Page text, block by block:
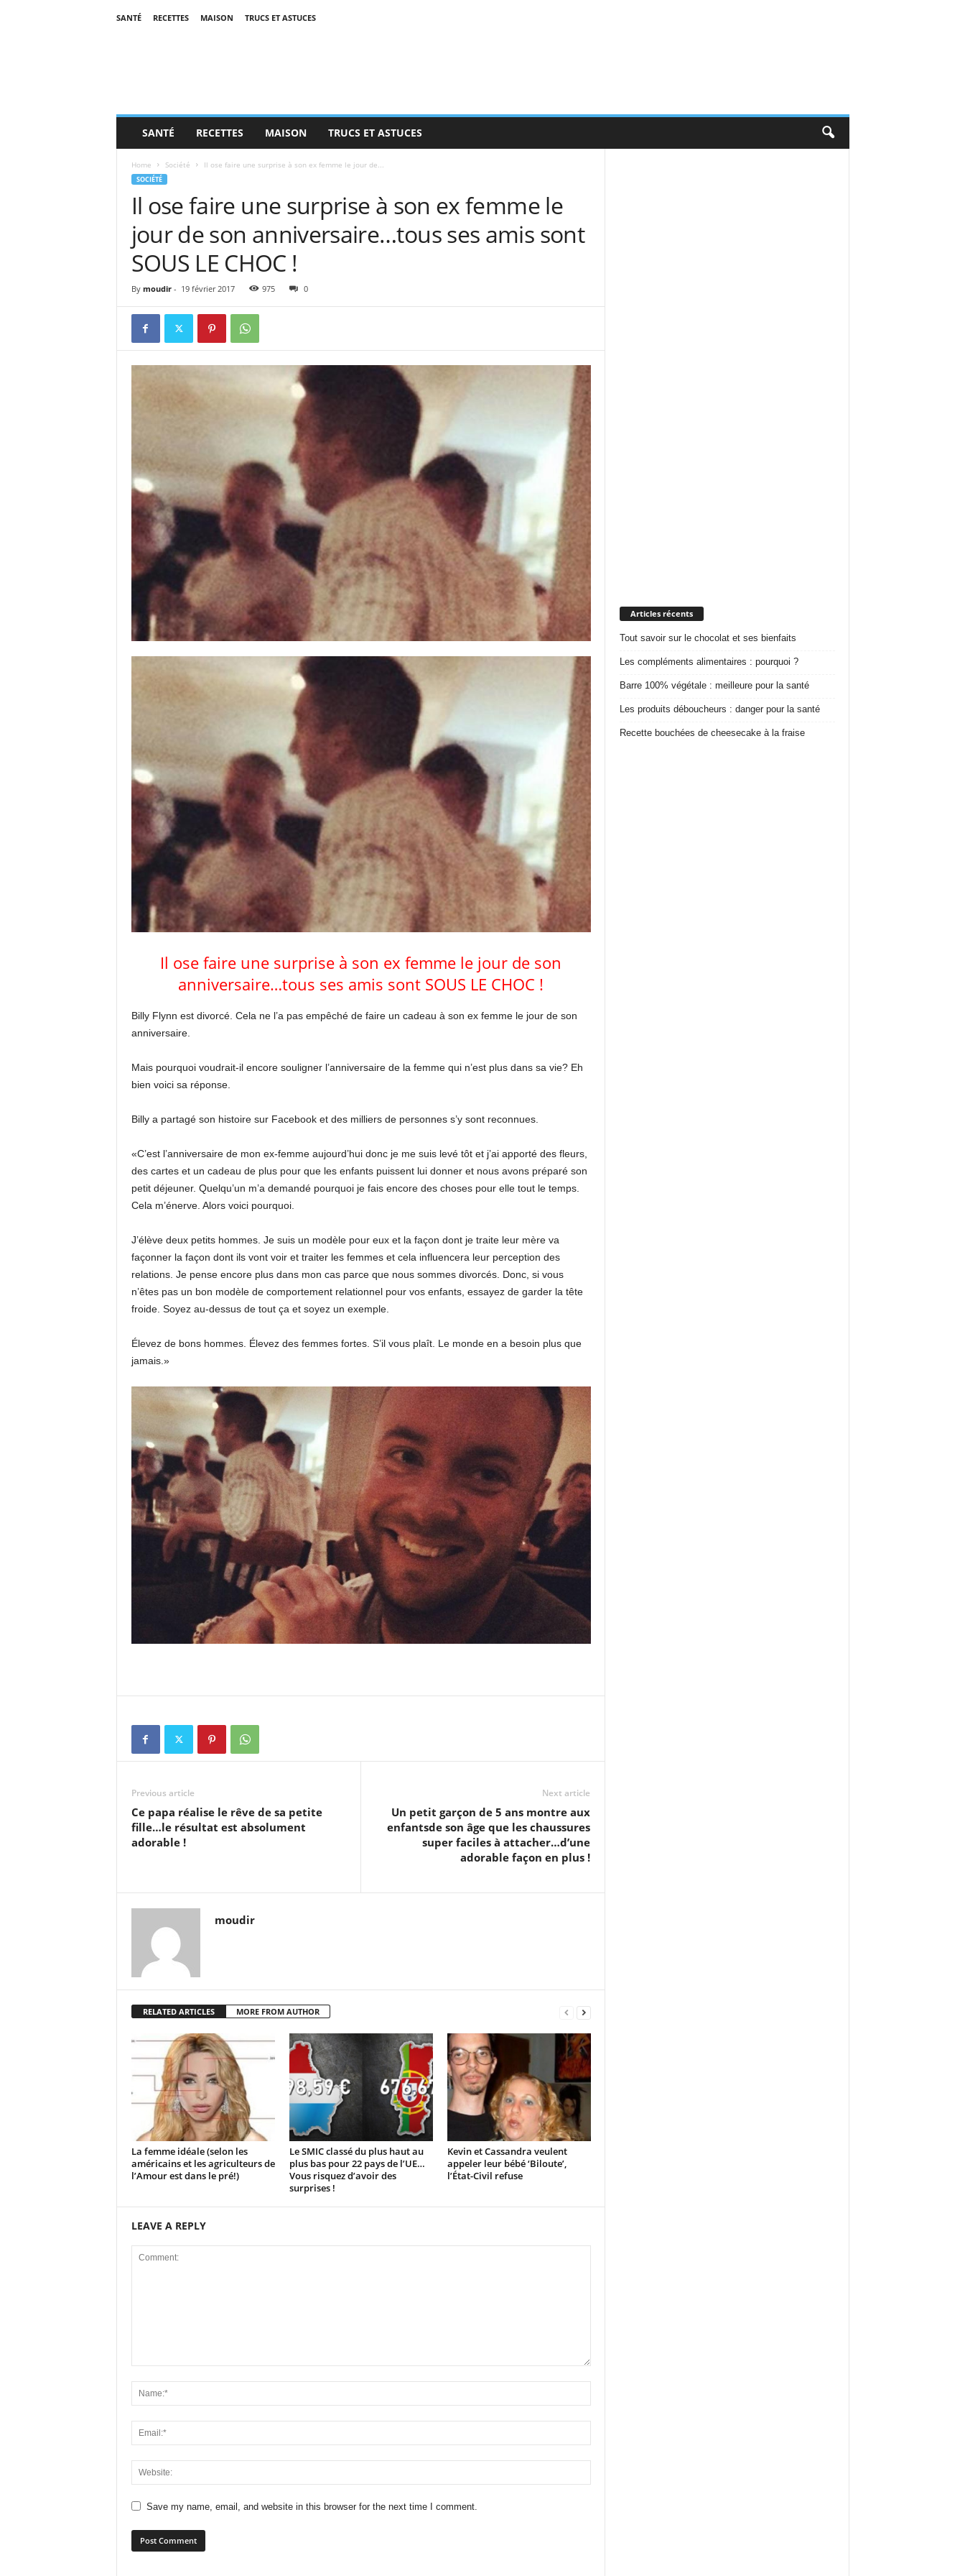
SANTÉ RECETTES MAISON TRUCS ET ASTUCES
SANTÉ RECETTES MAISON TRUCS ET ASTUCES
Home Société Il ose faire une surprise à son ex femme le jour de...
SOCIÉTÉ
Il ose faire une surprise à son ex femme le
jour de son anniversaire…tous ses amis sont
SOUS LE CHOC !
By moudir- 19 février 2017 975 0
Il ose faire une surprise à son ex femme le jour de son
anniversaire…tous ses amis sont SOUS LE CHOC !
Billy Flynn est divorcé. Cela ne l’a pas empêché de faire un cadeau à son ex femme le jour de son
anniversaire.
Mais pourquoi voudrait-il encore souligner l’anniversaire de la femme qui n’est plus dans sa vie? Eh
bien voici sa réponse.
Billy a partagé son histoire sur Facebook et des milliers de personnes s’y sont reconnues.
«C’est l’anniversaire de mon ex-femme aujourd’hui donc je me suis levé tôt et j’ai apporté des fleurs,
des cartes et un cadeau de plus pour que les enfants puissent lui donner et nous avons préparé son
petit déjeuner. Quelqu’un m’a demandé pourquoi je fais encore des choses pour elle tout le temps.
Cela m’énerve. Alors voici pourquoi.
J’élève deux petits hommes. Je suis un modèle pour eux et la façon dont je traite leur mère va
façonner la façon dont ils vont voir et traiter les femmes et cela influencera leur perception des
relations. Je pense encore plus dans mon cas parce que nous sommes divorcés. Donc, si vous
n’êtes pas un bon modèle de comportement relationnel pour vos enfants, essayez de garder la tête
froide. Soyez au-dessus de tout ça et soyez un exemple.
Élevez de bons hommes. Élevez des femmes fortes. S’il vous plaît. Le monde en a besoin plus que
jamais.»
Previous article
Ce papa réalise le rêve de sa petite
fille…le résultat est absolument
adorable !
Next article
Un petit garçon de 5 ans montre aux
enfantsde son âge que les chaussures
super faciles à attacher…d’une
adorable façon en plus !
moudir
RELATED ARTICLES MORE FROM AUTHOR
La femme idéale (selon les
américains et les agriculteurs de
l’Amour est dans le pré!)
Le SMIC classé du plus haut au
plus bas pour 22 pays de l’UE…
Vous risquez d’avoir des
surprises !
Kevin et Cassandra veulent
appeler leur bébé ‘Biloute’,
l’État-Civil refuse
LEAVE A REPLY
Save my name, email, and website in this browser for the next time I comment.
Articles récents
Tout savoir sur le chocolat et ses bienfaits
Les compléments alimentaires : pourquoi ?
Barre 100% végétale : meilleure pour la santé
Les produits déboucheurs : danger pour la santé
Recette bouchées de cheesecake à la fraise